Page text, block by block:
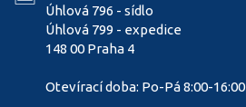
Úhlová 796 - sídlo
Úhlová 799 - expedice
148 00 Praha 4
Otevírací doba: Po-Pá 8:00-16:00